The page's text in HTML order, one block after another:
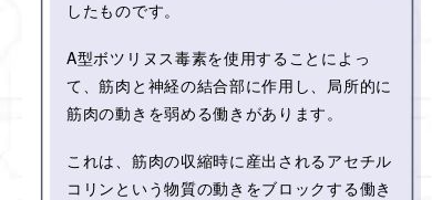
したものです。
A型ボツリヌス毒素を使用することによっ
て、筋肉と神経の結合部に作用し、局所的に
筋肉の動きを弱める働きがあります。
これは、筋肉の収縮時に産出されるアセチル
コリンという物質の動きをブロックする働き